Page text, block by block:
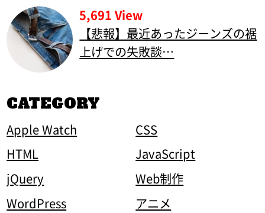
5,691 View
【悲報】最近あったジーンズの裾
上げでの失敗談…
CATEGORY
Apple Watch
CSS
HTML
JavaScript
jQuery
Web制作
WordPress
アニメ